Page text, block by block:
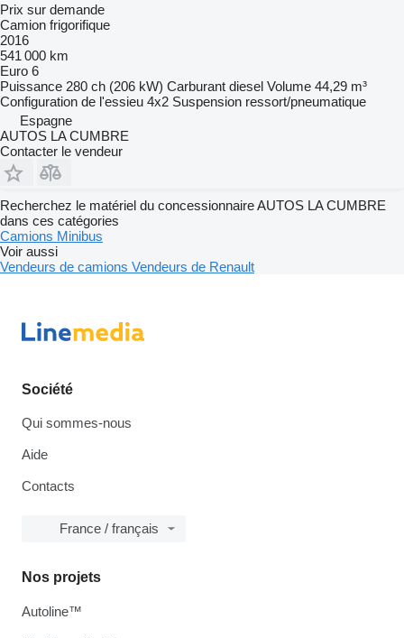
Prix sur demande
Camion frigorifique
2016
541 000 km
Euro 6
Puissance 280 ch (206 kW) Carburant diesel Volume 44,29 m³
Configuration de l'essieu 4x2 Suspension ressort/pneumatique
Espagne
AUTOS LA CUMBRE
Contacter le vendeur
Recherchez le matériel du concessionnaire AUTOS LA CUMBRE
dans ces catégories
Camions Minibus
Voir aussi
Vendeurs de camions Vendeurs de Renault
Société
Qui sommes-nous
Aide
Contacts
France / français
Nos projets
Autoline™